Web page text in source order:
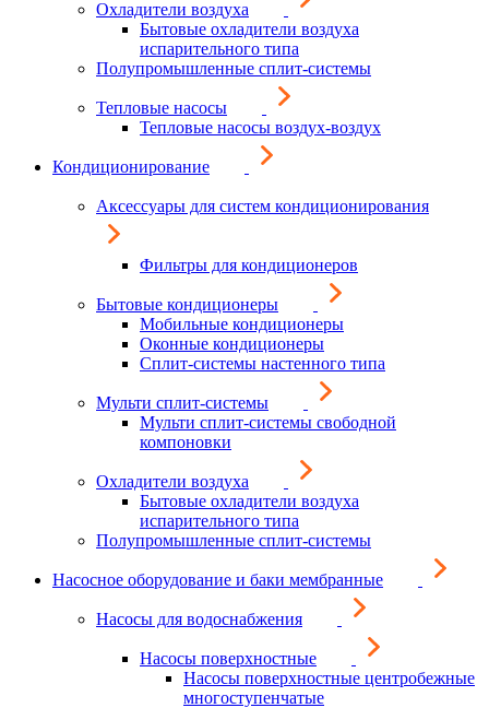
Охладители воздуха
Бытовые охладители воздуха
испарительного типа
Полупромышленные сплит-системы
Тепловые насосы
Тепловые насосы воздух-воздух
Кондиционирование
Аксессуары для систем кондиционирования
Фильтры для кондиционеров
Бытовые кондиционеры
Мобильные кондиционеры
Оконные кондиционеры
Сплит-системы настенного типа
Мульти сплит-системы
Мульти сплит-системы свободной
компоновки
Охладители воздуха
Бытовые охладители воздуха
испарительного типа
Полупромышленные сплит-системы
Насосное оборудование и баки мембранные
Насосы для водоснабжения
Насосы поверхностные
Насосы поверхностные центробежные
многоступенчатые